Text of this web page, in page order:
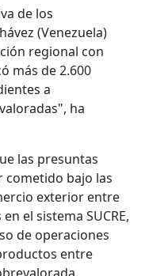
de los
(Venezuela)
regional con
más de 2.600
a
ha
las presuntas
cometido bajo las
exterior entre
el sistema SUCRE,
de operaciones
entre